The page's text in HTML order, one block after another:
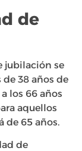
de
jubilación se
38 años de
los 66 años
aquellos
de 65 años.
de